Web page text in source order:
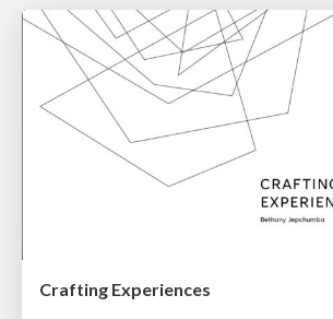
Crafting Experiences